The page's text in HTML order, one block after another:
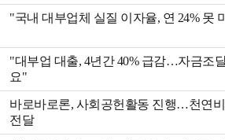
"국내 대부업체 실질 이자율, 연 24% 못
"대부업 대출, 4년간 40% 급감…자금조
요"
바로바로론, 사회공헌활동 진행…천연
전달